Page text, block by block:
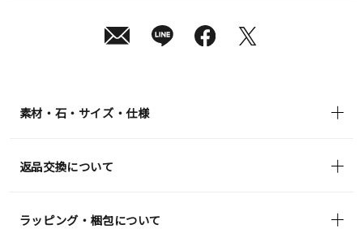
素材・石・サイズ・仕様
返品交換について
ラッピング・梱包について